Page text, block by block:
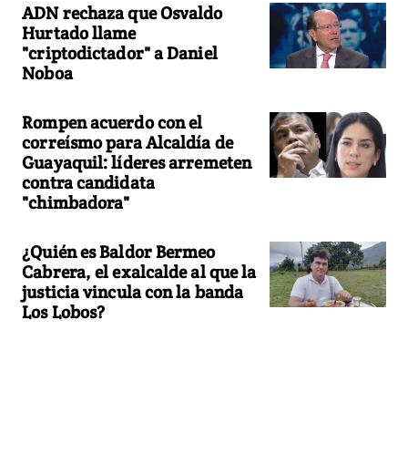
ADN rechaza que Osvaldo
Hurtado llame
"criptodictador" a Daniel
Noboa
Rompen acuerdo con el
correísmo para Alcaldía de
Guayaquil: líderes arremeten
contra candidata
"chimbadora"
¿Quién es Baldor Bermeo
Cabrera, el exalcalde al que la
justicia vincula con la banda
Los Lobos?